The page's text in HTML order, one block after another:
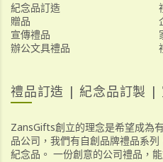
紀念品訂造
贈品
宣傳禮品
辦公文具禮品
禮品訂造 | 紀念品訂製 |
ZansGifts創立的理念是希望成為
品公司，我們有自創品牌禮品系
紀念品。 一份創意的公司禮品，